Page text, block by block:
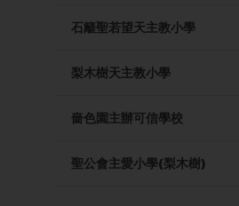
石籬聖若望天主教小學
梨木樹天主教小學
嗇色園主辦可信學校
聖公會主愛小學(梨木樹)